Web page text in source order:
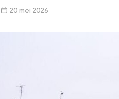
20 mei 2026